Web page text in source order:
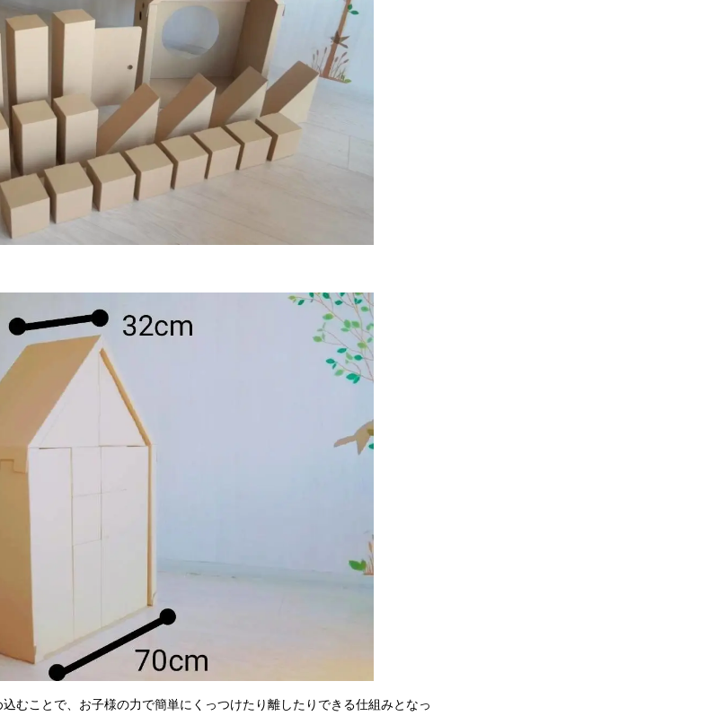
むことで、お子様の力で簡単にくっつけたり離したりできる仕組みとなっ